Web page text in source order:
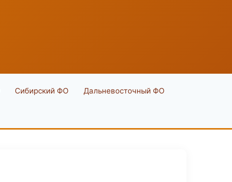
Сибирский ФО Дальневосточный ФО